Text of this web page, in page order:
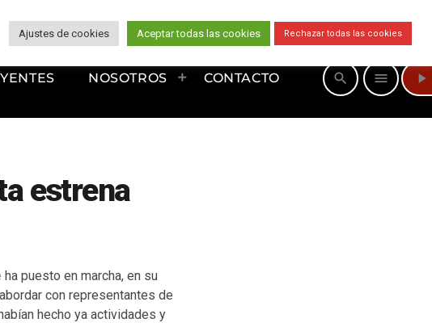
NOSOTROS CONTACTO search menu play_arrow
estrena
ha puesto en marcha, en su
con representantes de
hecho ya actividades y
Ajustes de cookies Aceptar todas las cookies Rechazar todas las cookies